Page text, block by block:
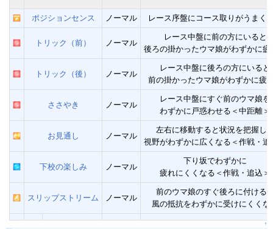
ポジションセンス ノーマル レース序盤にコース取りがうまく
トリック（前） ノーマル
レース中盤に前の方にいると
後ろの掛かったウマ娘がわずかに疲
トリック（後） ノーマル
レース中盤に後ろの方にいると
前の掛かったウマ娘がわずかに疲
ささやき ノーマル
レース中盤にすぐ前のウマ娘を
わずかに戸惑わせる＜中距離＞
お見通し ノーマル
左右に移動すると状況を把握し
視野がわずかに広くなる＜作戦・追
下校の楽しみ ノーマル
下り坂でわずかに
疲れにくくなる＜作戦・追込＞
スリップストリーム ノーマル
前のウマ娘のすぐ後ろに付ける
風の抵抗をわずかに受けにくくな
↑